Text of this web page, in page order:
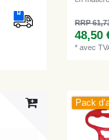
RRP
48,50
*avec
Pack